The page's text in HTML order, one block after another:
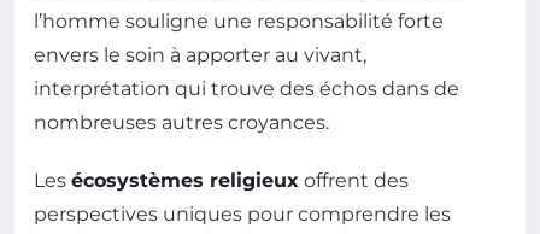
l’homme souligne une responsabilité forte
envers le soin à apporter au vivant,
interprétation qui trouve des échos dans de
nombreuses autres croyances.
Les écosystèmes religieux offrent des
perspectives uniques pour comprendre les